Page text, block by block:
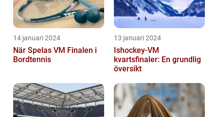
14 januari 2024
När Spelas VM Finalen i
Bordtennis
13 januari 2024
Ishockey-VM
kvartsfinaler: En grundlig
översikt